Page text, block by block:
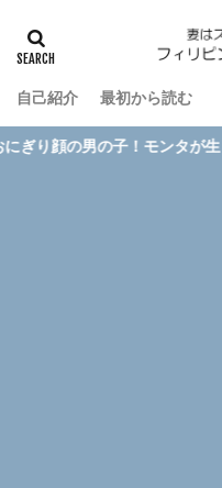
自己紹介 最初から読む
子！モンタが生まれました。